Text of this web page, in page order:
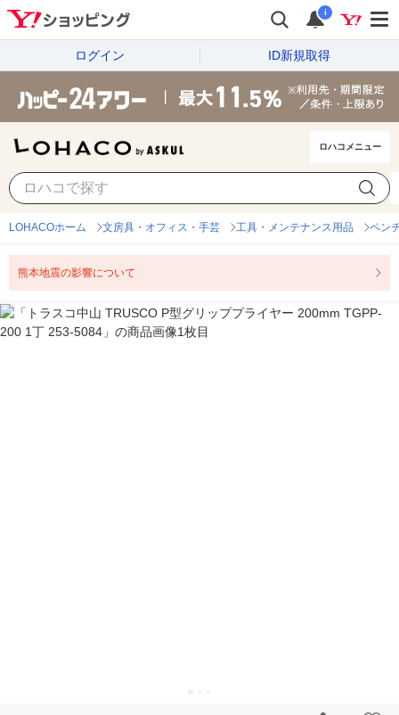
i
ログイン ID新規取得
ロハコメニュー
LOHACOホーム 文房具・オフィス・手芸 工具・メンテナンス用品 ペン
熊本地震の影響について